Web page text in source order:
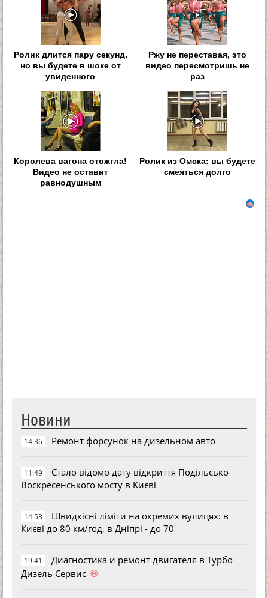
Ролик длится пару секунд,
но вы будете в шоке от
увиденного
Ржу не переставая, это
видео пересмотришь не
раз
Королева вагона отожгла!
Видео не оставит
равнодушным
Ролик из Омска: вы будете
смеяться долго
Новини
14:36 Ремонт форсунок на дизельном авто
11:49
Стало відомо дату відкриття Подільсько-
Воскресенського мосту в Києві
14:53
Швидкісні ліміти на окремих вулицях: в
Києві до 80 км/год, в Дніпрі - до 70
19:41
Диагностика и ремонт двигателя в Турбо
Дизель Сервис ®